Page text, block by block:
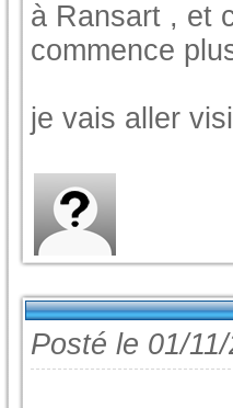
à Ransart , et
commence
je vais aller
Posté le 01/